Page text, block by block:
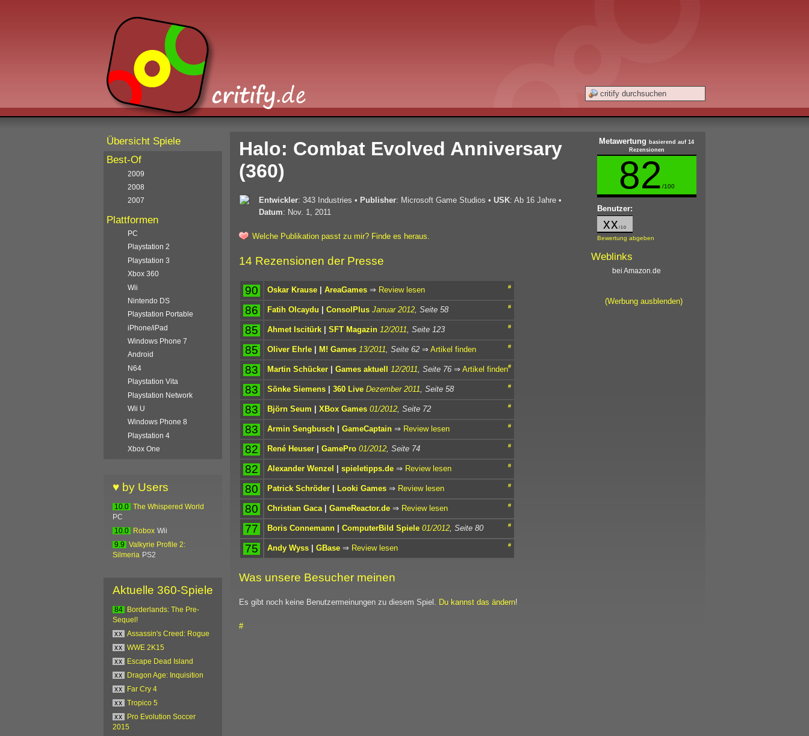
Halo: Combat Evolved Anniversary
(360)
Entwickler: 343 Industries • Publisher: Microsoft Game Studios • USK: Ab 16 Jahre •
Datum: Nov. 1, 2011
Welche Publikation passt zu mir? Finde es heraus.
14 Rezensionen der Presse
90 #
Oskar Krause | AreaGames ⇒ Review lesen
86 #
Fatih Olcaydu | ConsolPlus Januar 2012 , Seite 58
85 #
Ahmet Iscitürk | SFT Magazin 12/2011 , Seite 123
85 #
Oliver Ehrle | M! Games 13/2011 , Seite 62 ⇒ Artikel finden
83 #
Martin Schücker | Games aktuell 12/2011 , Seite 76 ⇒ Artikel finden
83 #
Sönke Siemens | 360 Live Dezember 2011 , Seite 58
83 #
Björn Seum | XBox Games 01/2012 , Seite 72
83 #
Armin Sengbusch | GameCaptain ⇒ Review lesen
82 #
René Heuser | GamePro 01/2012 , Seite 74
82 #
Alexander Wenzel | spieletipps.de ⇒ Review lesen
80 #
Patrick Schröder | Looki Games ⇒ Review lesen
80 #
Christian Gaca | GameReactor.de ⇒ Review lesen
77 #
Boris Connemann | ComputerBild Spiele 01/2012 , Seite 80
75 #
Andy Wyss | GBase ⇒ Review lesen
Was unsere Besucher meinen
Es gibt noch keine Benutzermeinungen zu diesem Spiel. Du kannst das ändern!
Metawertungbasierend auf 14
Rezensionen
82 /100
Benutzer:
xx /10
Bewertung abgeben
Weblinks
bei Amazon.de
(Werbung ausblenden)
#
Übersicht Spiele
Best-Of
2009
2008
2007
Plattformen
PC
Playstation 2
Playstation 3
Xbox 360
Wii
Nintendo DS
Playstation Portable
iPhone/iPad
Windows Phone 7
Android
N64
Playstation Vita
Playstation Network
Wii U
Windows Phone 8
Playstation 4
Xbox One
♥ by Users
10.0 The Whispered World
PC
10.0
Robox Wii
9.9
Valkyrie Profile 2:
Silmeria PS2
Aktuelle 360-Spiele
84
Borderlands: The Pre-
Sequel!
xx
Assassin's Creed: Rogue
xx
WWE 2K15
xx
Escape Dead Island
xx
Dragon Age: Inquisition
xx
Far Cry 4
xx
Tropico 5
xx
Pro Evolution Soccer
2015